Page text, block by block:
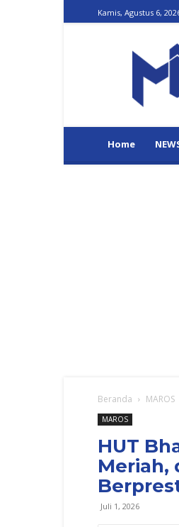
Kamis, Agustus 6,
Home
Beranda MAROS
MAROS
HUT
Meriah,
Juli 1, 2026